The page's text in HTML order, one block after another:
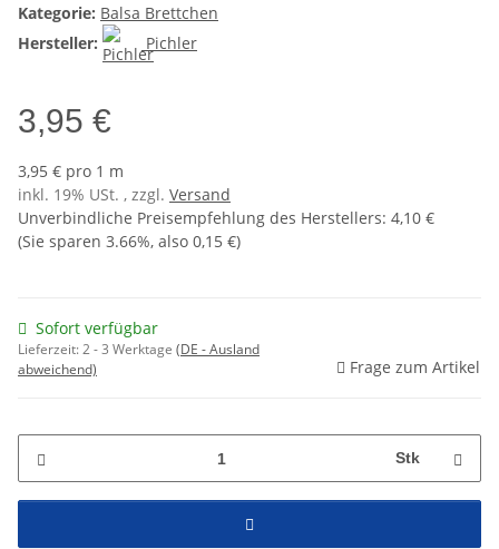
Kategorie: Balsa Brettchen
Hersteller:
Pichler
3,95 €
3,95 € pro 1 m
inkl. 19% USt. , zzgl. Versand
Unverbindliche Preisempfehlung des Herstellers: 4,10 €
(Sie sparen 3.66%, also 0,15 €)
Sofort verfügbar
Lieferzeit:2 - 3 Werktage (DE - Ausland
abweichend)
Frage zum Artikel
Stk